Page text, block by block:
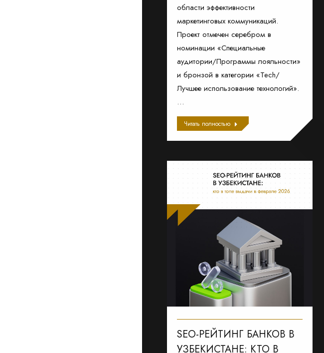
области эффективности
маркетинговых коммуникаций.
Проект отмечен серебром в
номинации «Специальные
аудитории/Программы лояльности»
и бронзой в категории «Tech/
Лучшее использование технологий».
…
Читать полностью
SEO-РЕЙТИНГ БАНКОВ В
УЗБЕКИСТАНЕ: КТО В